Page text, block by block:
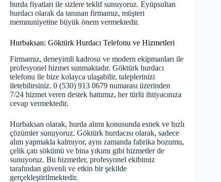
hurda fiyatları ile sizlere teklif sunuyoruz. Eyüpsultan
hurdacı olarak da tanınan firmamız, müşteri
memnuniyetine büyük önem vermektedir.
Hurbaksan: Göktürk Hurdacı Telefonu ve Hizmetleri
Firmamız, deneyimli kadrosu ve modern ekipmanları ile
profesyonel hizmet sunmaktadır. Göktürk hurdacı
telefonu ile bize kolayca ulaşabilir, taleplerinizi
iletebilirsiniz. 0 (530) 913 0679 numarası üzerinden
7/24 hizmet veren destek hattımız, her türlü ihtiyacınıza
cevap vermektedir.
Hurbaksan olarak, hurda alımı konusunda esnek ve hızlı
çözümler sunuyoruz. Göktürk hurdacısı olarak, sadece
alım yapmakla kalmıyor, aynı zamanda fabrika bozumu,
çelik çatı sökümü ve bina yıkımı gibi hizmetler de
sunuyoruz. Bu hizmetler, profesyonel ekibimiz
tarafından güvenli ve etkin bir şekilde
gerçekleştirilmektedir.